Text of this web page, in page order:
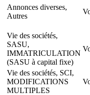
Annonces diverses,
Autres
Vie des sociétés,
SASU,
IMMATRICULATION
(SASU à capital fixe)
Vie des sociétés, SCI,
MODIFICATIONS
MULTIPLES